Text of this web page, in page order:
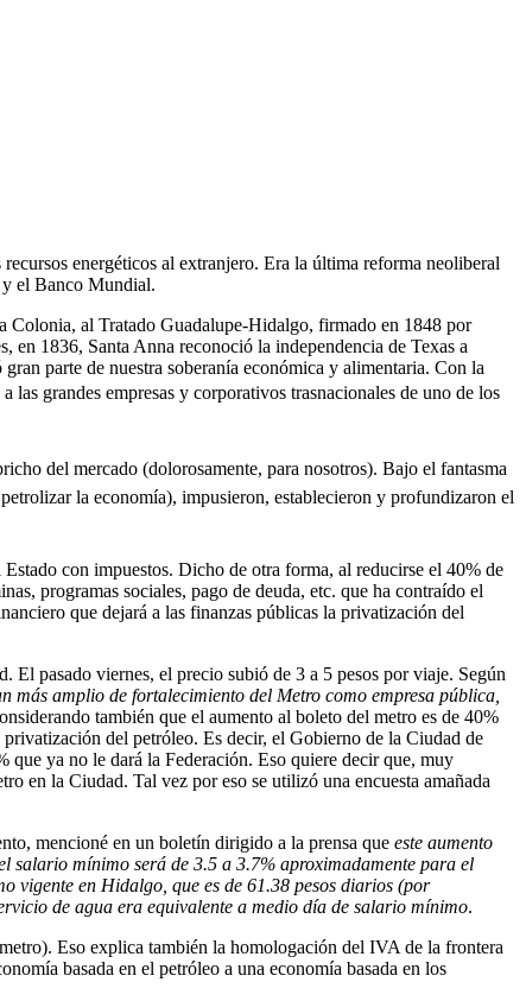
energéticos al extranjero. Era la última reforma neoliberal
y el Banco Mundial.
Colonia, al Tratado Guadalupe-Hidalgo, firmado en 1848 por
en 1836, Santa Anna reconoció la independencia de Texas a
parte de nuestra soberanía económica y alimentaria. Con la
a las grandes empresas y corporativos trasnacionales de uno de los
del mercado (dolorosamente, para nosotros). Bajo el fantasma
la economía), impusieron, establecieron y profundizaron el
con impuestos. Dicho de otra forma, al reducirse el 40% de
programas sociales, pago de deuda, etc. que ha contraído el
que dejará a las finanzas públicas la privatización del
El pasado viernes, el precio subió de 3 a 5 pesos por viaje. Según
más amplio de fortalecimiento del Metro como empresa pública,
también que el aumento al boleto del metro es de 40%
del petróleo. Es decir, el Gobierno de la Ciudad de
que ya no le dará la Federación. Eso quiere decir que, muy
en la Ciudad. Tal vez por eso se utilizó una encuesta amañada
mencioné en un boletín dirigido a la prensa que este aumento
salario mínimo será de 3.5 a 3.7% aproximadamente para el
vigente en Hidalgo, que es de 61.38 pesos diarios (por
de agua era equivalente a medio día de salario mínimo.
Eso explica también la homologación del IVA de la frontera
basada en el petróleo a una economía basada en los